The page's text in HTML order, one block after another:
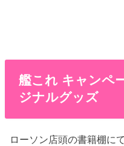
艦これ キャンペ
ジナルグッズ
ローソン店頭の書籍棚に